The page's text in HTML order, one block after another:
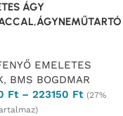
ÁGY
EMELETES
, BMS BOGDMAR
Ft – 223150 Ft (27%